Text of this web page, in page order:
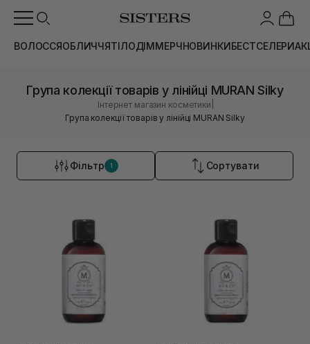
ВОЛОССЯОБЛИЧЧЯТІЛОДІММЕРЧНОВИНКИБЕСТСЕЛЕРИ
Група колекції товарів у лінійці MURAN Silky
Інтернет магазин косметики
Група колекції товарів у лінійці MURAN Silky
Фільтр 1 Сортувати